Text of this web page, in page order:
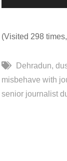
(Visited 298
Dehradun
misbehave with
senior journalist